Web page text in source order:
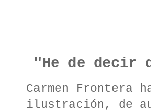
"He de decir
Carmen Frontera
ilustración, de